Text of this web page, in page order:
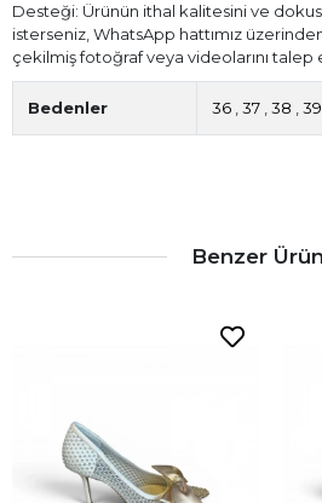
Desteği: Ürünün ithal kalitesini ve
isterseniz, WhatsApp hattımız
çekilmiş fotoğraf veya videolarını talep
Bedenler 36 37 38 39
Benzer